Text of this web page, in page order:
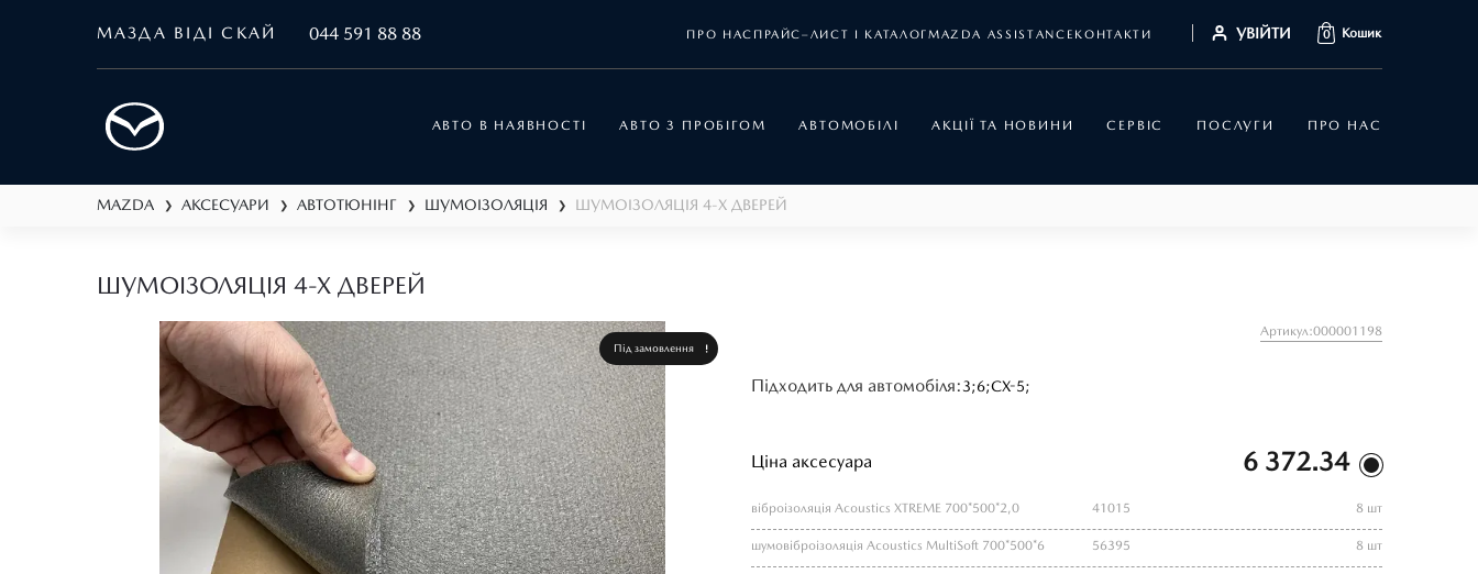
МАЗДА ВІДІ СКАЙ 044 591 88 88 ПРО НАС ПРАЙС–ЛИСТ І КАТАЛОГMAZDA ASSISTANCE КОНТАКТИ УВІЙТИ 0 Кошик
АВТО В НАЯВНОСТІ АВТО З ПРОБІГОМ АВТОМОБІЛІ АКЦІЇ ТА НОВИНИ СЕРВІС ПОСЛУГИ ПРО НАС
MAZDA ❯ АКСЕСУАРИ ❯ АВТОТЮНІНГ ❯ ШУМОІЗОЛЯЦІЯ ❯ ШУМОІЗОЛЯЦІЯ 4-Х ДВЕРЕЙ
ШУМОІЗОЛЯЦІЯ 4-Х ДВЕРЕЙ
Під замовлення
Артикул:000001198
Підходить для автомобіля:3;6;CX-5;
Ціна аксесуара 6 372.34
віброізоляція Acoustics XTREME 700*500*2,0 41015 8 шт
шумовіброізоляція Acoustics MultiSoft 700*500*6 56395 8 шт